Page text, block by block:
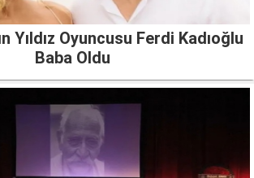
Yıldız Oyuncusu Ferdi Kadıoğlu
Baba Oldu